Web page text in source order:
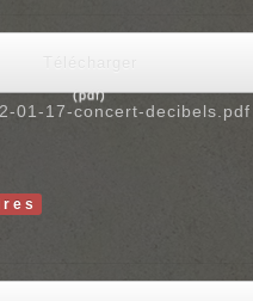
Télécharger
(pdf)
01-17-concert-decibels.pdf